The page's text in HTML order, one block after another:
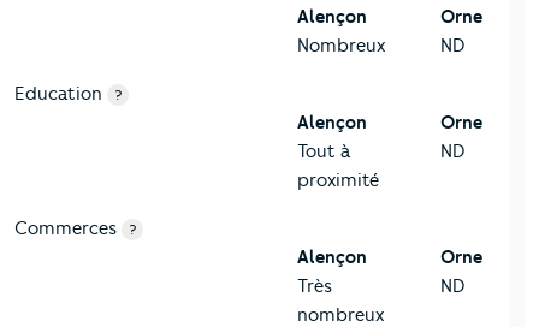
Alençon
Nombreux
Orne
ND
Education ?
Alençon
Tout à
proximité
Orne
ND
Commerces ?
Alençon
Très
nombreux
Orne
ND